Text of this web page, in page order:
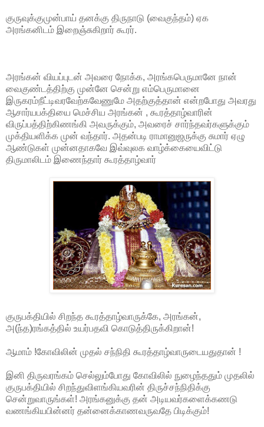
குருவுக்குமுன்பாய் தனக்கு திருநாடு (வைகுந்தம்) ஏக
அரங்கனிடம் இறைஞ்சுகிறார் கூரர்.
அரங்கன் வியப்புடன் அவரை நோக்க, அரங்கபெருமானே நான்
வைகுண்டத்திற்கு முன்னே சென்று எம்பெருமானை
இருகரம்நீட்டிவரவேற்கவேணுமே அதற்குத்தான் என்றபோது அவரது
ஆசார்யபக்தியை மெச்சிய அரங்கன் , கூரத்தாழ்வாரின்
விருப்பத்திற்கிணங்கி அவருக்கும், அவரைச் சார்ந்தவர்களுக்கும்
முக்தியளிக்க முன் வந்தார். அதன்படி ராமானுஜருக்கு சுமார் ஏழு
ஆண்டுகள் முன்னதாகவே இவ்வுலக வாழ்க்கையைவிட்டு
திருமாலிடம் இணைந்தார் கூரத்தாழ்வார்
குருபக்தியில் சிறந்த கூரத்தாழ்வாருக்கே, அரங்கன்,
அ(ந்த)ரங்கத்தில் உயர்பதவி கொடுத்திருக்கிறான்!
ஆமாம் !கோவிலின் முதல் சந்நிதி கூரத்தாழ்வாருடையதுதான் !
இனி திருவரங்கம் செல்லும்போது கோவிலில் நுழைந்ததும் முதலில்
குருபக்தியில் சிறந்துவிளங்கியவரின் திருச்சந்நிதிக்கு
சென்றுவாருங்கள்! அரங்கனுக்கு தன் அடியவர்களைக்கணடு
வணங்கியபின்னர் தன்னைக்காணவருவதே பிடிக்கும்!